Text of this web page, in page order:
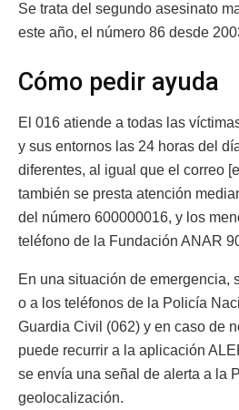
Se trata del segundo asesinato
este año, el número 86 desde
Cómo pedir ayuda
El 016 atiende a todas las
y sus entornos las 24 horas del
diferentes, al igual que el correo
también se presta atención
del número 600000016, y los
teléfono de la Fundación ANAR
En una situación de emergencia,
o a los teléfonos de la Policía
Guardia Civil (062) y en caso de
puede recurrir a la aplicación
se envía una señal de alerta a la
geolocalización.